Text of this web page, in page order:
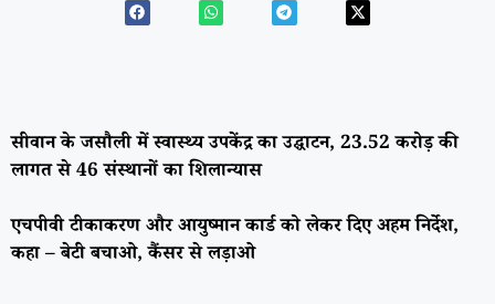
सीवान के जसौली में स्वास्थ्य उपकेंद्र का उद्घाटन, 23.52 करोड़ की
लागत से 46 संस्थानों का शिलान्यास
एचपीवी टीकाकरण और आयुष्मान कार्ड को लेकर दिए अहम निर्देश,
कहा – बेटी बचाओ, कैंसर से लड़ाओ